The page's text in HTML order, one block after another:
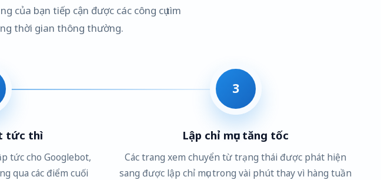
của bạn tiếp cận được các công cụ tìm
thời gian thông thường.
tức thì
tức cho Googlebot,
qua các điểm cuối
3
Lập chỉ mục tăng tốc
Các trang xem chuyển từ trạng thái được phát hiện
sang được lập chỉ mục trong vài phút thay vì hàng tuần